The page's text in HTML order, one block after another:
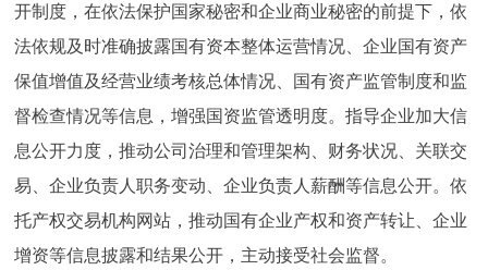
开制度，在依法保护国家秘密和企业商业秘密的前提下，依
法依规及时准确披露国有资本整体运营情况、企业国有资产
保值增值及经营业绩考核总体情况、国有资产监管制度和监
督检查情况等信息，增强国资监管透明度。指导企业加大信
息公开力度，推动公司治理和管理架构、财务状况、关联交
易、企业负责人职务变动、企业负责人薪酬等信息公开。依
托产权交易机构网站，推动国有企业产权和资产转让、企业
增资等信息披露和结果公开，主动接受社会监督。